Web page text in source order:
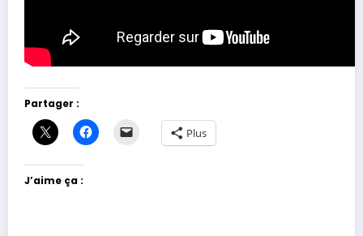
Partager :
Plus
J’aime ça :